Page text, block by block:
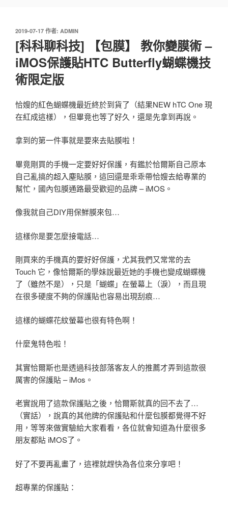
發
佈
於
2019-07-17 作者: ADMIN
[科科聊科技] 【包膜】 教你變膜術 –
iMOS保護貼HTC Butterfly蝴蝶機技
術限定版
恰嫂的紅色蝴蝶機最近終於到貨了（結果NEW hTC One 現
在紅成這樣），但畢竟也等了好久，還是先拿到再說。
拿到的第一件事就是要來去貼膜啦！
畢竟剛買的手機一定要好好保護，有鑑於恰爾斯自己原本
自己亂搞的超入塵貼膜，這回還是乖乖帶恰嫂去給專業的
幫忙，國內包膜通路最受歡迎的品牌 – iMOS。
像我就自己DIY用保鮮膜來包…
這樣你是要怎麼接電話…
剛買來的手機真的要好好保護，尤其我們又常常的去
Touch 它，像恰爾斯的學妹說最近她的手機也變成蝴蝶機
了（雖然不是），只是「蝴蝶」在螢幕上（淚），而且現
在很多硬度不夠的保護貼也容易出現刮痕…
這樣的蝴蝶花紋螢幕也很有特色啊！
什麼鬼特色啦！
其實恰爾斯也是透過科技部落客友人的推薦才弄到這款很
厲害的保護貼 – iMos。
老實說用了這款保護貼之後，恰爾斯就真的回不去了…
（實話），說真的其他牌的保護貼和什麼包膜都覺得不好
用，等等來做實驗給大家看看，各位就會知道為什麼很多
朋友都貼 iMOS了。
好了不要再亂畫了，這裡就趕快為各位來分享吧！
超專業的保護貼：